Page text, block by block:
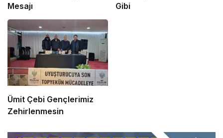
Mesajı
Gibi
Ümit Çebi Gençlerimiz
Zehirlenmesin